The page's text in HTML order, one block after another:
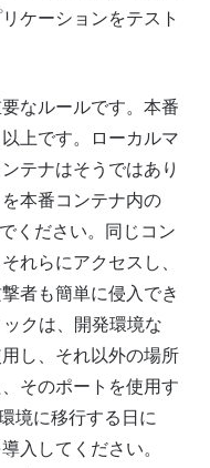
ケーションをテスト
なルールです。本番
上です。ローカルマ
テナはそうではあり
本番コンテナ内の
ください。同じコン
れらにアクセスし、
者も簡単に侵入でき
クは、開発環境な
し、それ以外の場所
そのポートを使用す
境に移行する日に
入してください。